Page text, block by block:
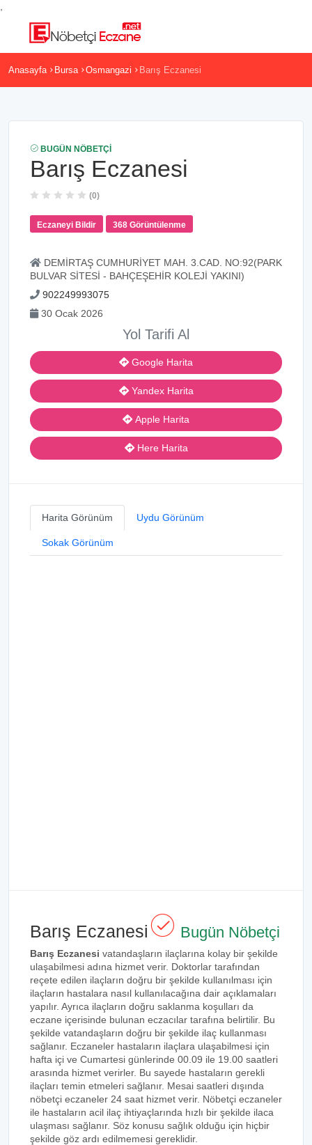
Anasayfa Bursa Osmangazi Barış Eczanesi
BUGÜN NÖBETÇI
Barış Eczanesi
(0)
Eczaneyi Bildir 368 Görüntülenme
DEMİRTAŞ CUMHURİYET MAH. 3.CAD. NO:92(PARK
BULVAR SİTESİ - BAHÇEŞEHİR KOLEJİ YAKINI)
902249993075
30 Ocak 2026
Yol Tarifi Al
Google Harita
Yandex Harita
Apple Harita
Here Harita
Harita Görünüm Uydu Görünüm
Sokak Görünüm
Barış Eczanesi Bugün Nöbetçi
Barış Eczanesi vatandaşların ilaçlarına kolay bir şekilde
ulaşabilmesi adına hizmet verir. Doktorlar tarafından
reçete edilen ilaçların doğru bir şekilde kullanılması için
ilaçların hastalara nasıl kullanılacağına dair açıklamaları
yapılır. Ayrıca ilaçların doğru saklanma koşulları da
eczane içerisinde bulunan eczacılar tarafına belirtilir. Bu
şekilde vatandaşların doğru bir şekilde ilaç kullanması
sağlanır. Eczaneler hastaların ilaçlara ulaşabilmesi için
hafta içi ve Cumartesi günlerinde 00.09 ile 19.00 saatleri
arasında hizmet verirler. Bu sayede hastaların gerekli
ilaçları temin etmeleri sağlanır. Mesai saatleri dışında
nöbetçi eczaneler 24 saat hizmet verir. Nöbetçi eczaneler
ile hastaların acil ilaç ihtiyaçlarında hızlı bir şekilde ilaca
ulaşması sağlanır. Söz konusu sağlık olduğu için hiçbir
şekilde göz ardı edilmemesi gereklidir.